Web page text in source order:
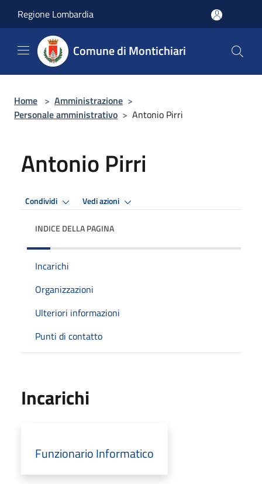
Regione Lombardia
Comune di Montichiari
Home > Amministrazione >
Personale amministrativo > Antonio Pirri
Antonio Pirri
Condividi Vedi azioni
INDICE DELLA PAGINA
Incarichi
Organizzazioni
Ulteriori informazioni
Punti di contatto
Incarichi
Funzionario Informatico